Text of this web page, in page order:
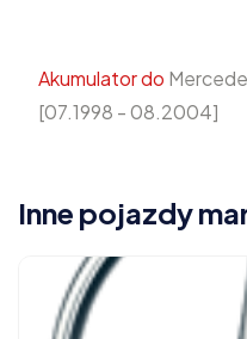
Akumulator do
[07.1998 - 08.2004]
Inne pojazdy